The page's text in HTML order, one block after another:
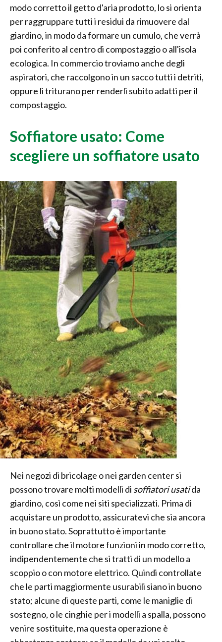
modo corretto il getto d'aria prodotto, lo si orienta
per raggruppare tutti i residui da rimuovere dal
giardino, in modo da formare un cumulo, che verrà
poi conferito al centro di compostaggio o all'isola
ecologica. In commercio troviamo anche degli
aspiratori, che raccolgono in un sacco tutti i detriti,
oppure li triturano per renderli subito adatti per il
compostaggio.
Soffiatore usato: Come
scegliere un soffiatore usato
Nei negozi di bricolage o nei garden center si
possono trovare molti modelli di soffiatori usatida
giardino, così come nei siti specializzati. Prima di
acquistare un prodotto, assicuratevi che sia ancora
in buono stato. Soprattutto è importante
controllare che il motore funzioni in modo corretto,
indipendentemente che si tratti di un modello a
scoppio o con motore elettrico. Quindi controllate
che le parti maggiormente usurabili siano in buono
stato; alcune di queste parti, come le maniglie di
sostegno, o le cinghie per i modelli a spalla, possono
venire sostituite, ma questa operazione è